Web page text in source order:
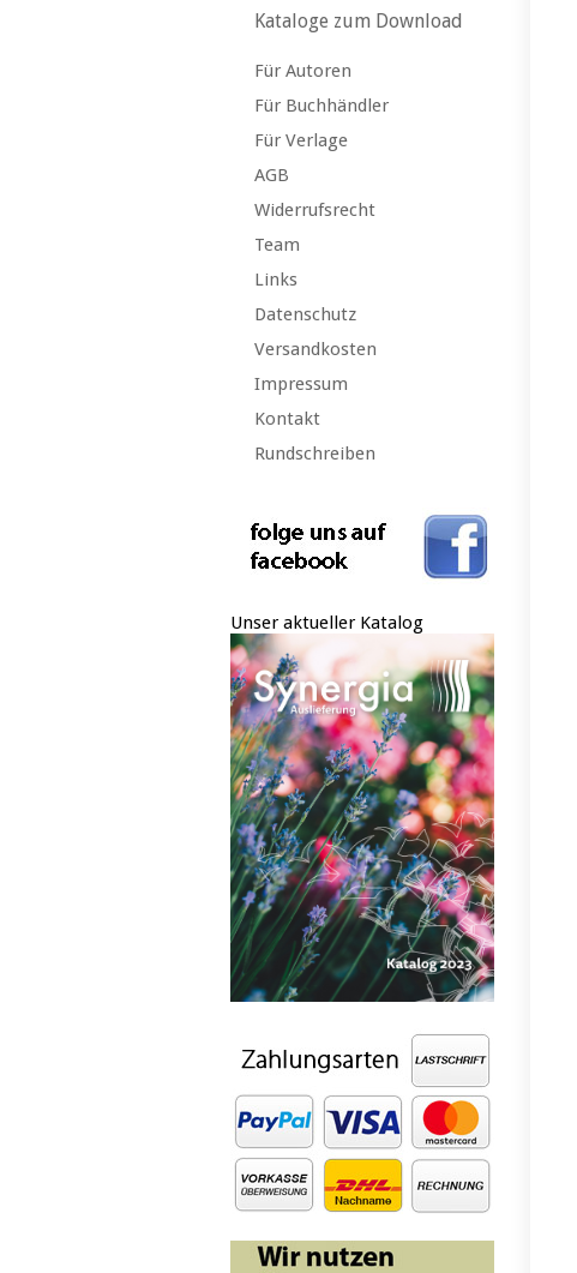
Kataloge zum Download
Für Autoren
Für Buchhändler
Für Verlage
AGB
Widerrufsrecht
Team
Links
Datenschutz
Versandkosten
Impressum
Kontakt
Rundschreiben
Unser aktueller Katalog